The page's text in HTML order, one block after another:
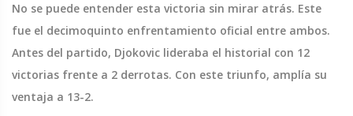
No se puede entender esta victoria sin mirar atrás. Este
fue el decimoquinto enfrentamiento oficial entre ambos.
Antes del partido, Djokovic lideraba el historial con 12
victorias frente a 2 derrotas. Con este triunfo, amplía su
ventaja a 13-2.